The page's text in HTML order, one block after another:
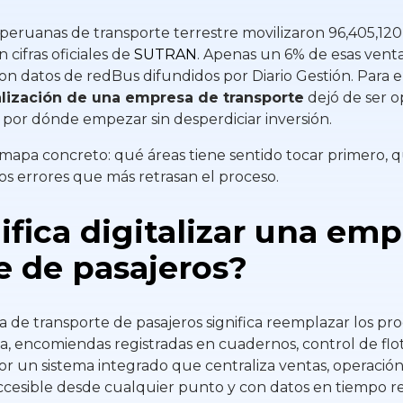
de transporte terrestre movilizaron
cifras oficiales de SUTRAN. Apenas un 6% de esas
datos de redBus difundidos por Diario Gestión. Para
de una empresa de transporte dejó de ser
por dónde empezar sin desperdiciar inversión.
concreto: qué áreas tiene sentido tocar primero,
errores que más retrasan el proceso.
digitalizar una
de pasajeros?
de transporte de pasajeros significa reemplazar los
encomiendas registradas en cuadernos, control de
un sistema integrado que centraliza ventas,
desde cualquier punto y con datos en tiempo